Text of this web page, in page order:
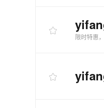
限时特惠